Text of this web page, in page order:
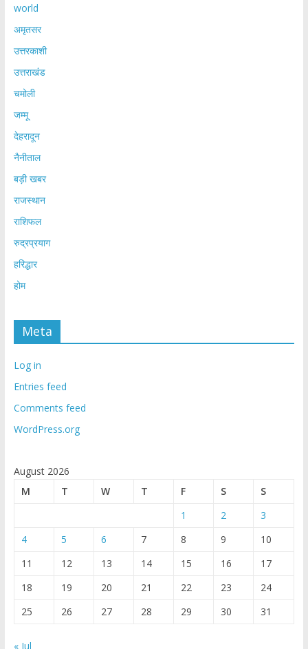
world
अमृतसर
उत्तरकाशी
उत्तराखंड
चमोली
जम्मू
देहरादून
नैनीताल
बड़ी खबर
राजस्थान
राशिफल
रुद्रप्रयाग
हरिद्धार
होम
Meta
Log in
Entries feed
Comments feed
WordPress.org
August 2026
M
T W T F S
S
1
2
3
4
5 6 7 8 9
10
11
12 13 14 15 16
17
18
19 20 21 22 23
24
25
26 27 28 29 30 31
« Jul